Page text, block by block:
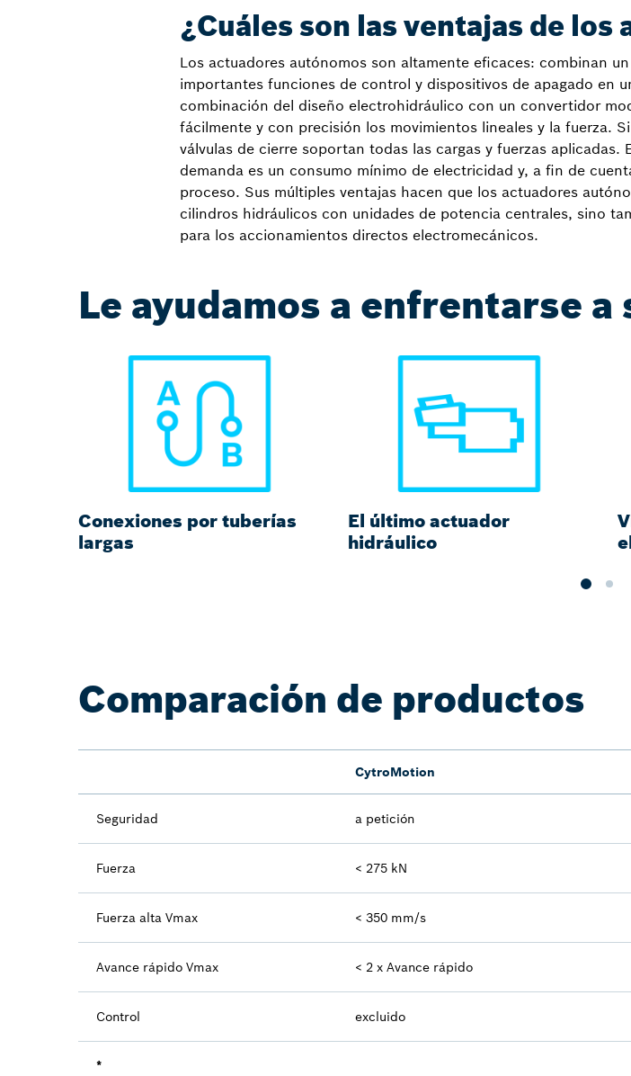
¿Cuáles son las ventajas de
Los actuadores autónomos son altamente eficaces: combinan
importantes funciones de control y dispositivos de apagado en
combinación del diseño electrohidráulico con un convertidor
fácilmente y con precisión los movimientos lineales y la fuerza.
válvulas de cierre soportan todas las cargas y fuerzas
demanda es un consumo mínimo de electricidad y, a fin de
proceso. Sus múltiples ventajas hacen que los actuadores
cilindros hidráulicos con unidades de potencia centrales, sino
para los accionamientos directos electromecánicos.
Le ayudamos a enfrentarse a
Conexiones por tuberías
largas
El último actuador
hidráulico
Comparación de productos
CytroMotion
Seguridad a petición
Fuerza < 275 kN
Fuerza alta Vmax < 350 mm/s
Avance rápido Vmax < 2 x Avance rápido
Control excluido
*